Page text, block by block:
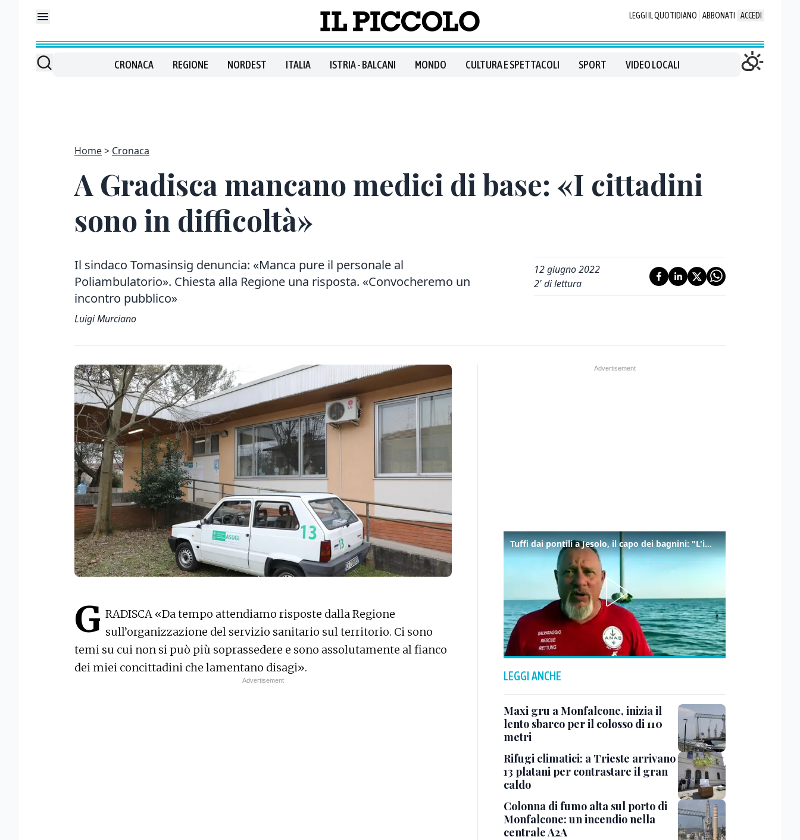
LEGGI IL QUOTIDIANO ABBONATI ACCEDI
CRONACA REGIONE NORDEST ITALIA ISTRIA - BALCANI MONDO CULTURA E SPETTACOLI SPORT VIDEO LOCALI
Home Cronaca
A Gradisca mancano medici di base: «I cittadini
sono in difficoltà»
Il sindaco Tomasinsig denuncia: «Manca pure il personale al
Poliambulatorio». Chiesta alla Regione una risposta. «Convocheremo un
incontro pubblico»
Luigi Murciano
12 giugno 2022
2' di lettura
G RADISCA «Da tempo attendiamo risposte dalla Regione
sull’organizzazione del servizio sanitario sul territorio. Ci sono
temi su cui non si può più soprassedere e sono assolutamente al fianco
dei miei concittadini che lamentano disagi».
Tuffi dai pontili a Jesolo, il capo dei bagnini: "L'impegno di tutti per evitare altre tragedie"
LEGGI ANCHE
Maxi gru a Monfalcone, inizia il
lento sbarco per il colosso di 110
metri
Rifugi climatici: a Trieste arrivano
13 platani per contrastare il gran
caldo
Colonna di fumo alta sul porto di
Monfalcone: un incendio nella
centrale A2A